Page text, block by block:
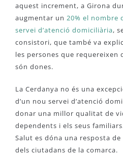
aquest increment, a Girona
augmentar un 20% el nombre
servei d’atenció domiciliària,
consistori, que també va
les persones que requereixen
són dones.
La Cerdanya no és una
d’un nou servei d’atenció
donar una millor qualitat de
dependents i els seus
Salut es dóna una resposta
dels ciutadans de la comarca.